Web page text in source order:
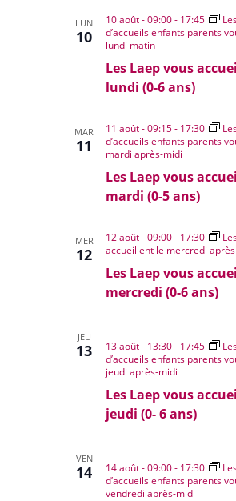
LUN
10
Les Laep vous
lundi (0-6 ans)
10 août - 09:00- 17:45
d’accueils enfants parents
lundi matin
MAR
11
Les Laep vous
mardi (0-5 ans)
11 août - 09:15- 17:30
d’accueils enfants parents
mardi après-midi
MER
12
Les Laep vous
mercredi (0-6 ans)
12 août - 09:00- 17:30
accueillent le mercredi
JEU
13
Les Laep vous
jeudi (0- 6 ans)
13 août - 13:30- 17:45
d’accueils enfants parents
jeudi après-midi
VEN
14 14 août - 09:00- 17:30
d’accueils enfants parents
vendredi après-midi